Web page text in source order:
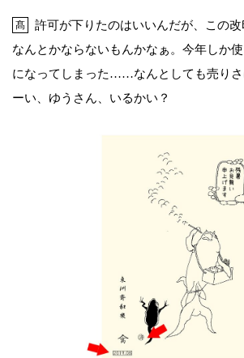
髙
許可が下りたのはいいんだが、この改
なんとかならないもんかなぁ。今年しか
になってしまった……なんとしても売りさ
ーい、ゆうさん、いるかい？